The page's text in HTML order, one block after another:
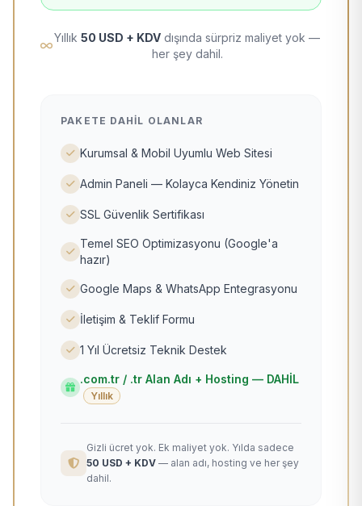
Yıllık 50 USD + KDV dışında sürpriz maliyet yok —
her şey dahil.
PAKETE DAHIL OLANLAR
Kurumsal & Mobil Uyumlu Web Sitesi
Admin Paneli — Kolayca Kendiniz Yönetin
SSL Güvenlik Sertifikası
Temel SEO Optimizasyonu (Google'a
hazır)
Google Maps & WhatsApp Entegrasyonu
İletişim & Teklif Formu
1 Yıl Ücretsiz Teknik Destek
.com.tr / .tr Alan Adı + Hosting — DAHİL
Yıllık
Gizli ücret yok. Ek maliyet yok. Yılda sadece
50 USD + KDV — alan adı, hosting ve her şey
dahil.